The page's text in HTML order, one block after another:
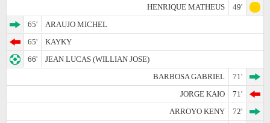
HENRIQUE MATHEUS
49'
65'
ARAUJO MICHEL
65'
KAYKY
66'
JEAN LUCAS (WILLIAN JOSE)
BARBOSA GABRIEL
71'
JORGE KAIO
71'
ARROYO KENY
72'